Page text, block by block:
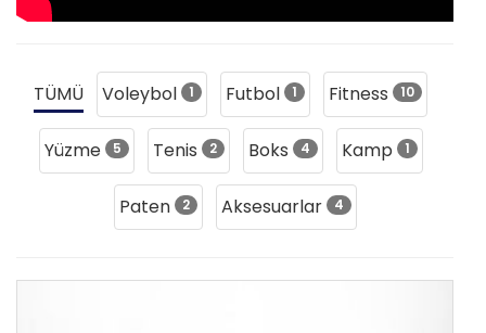
TÜMÜ Voleybol 1 Futbol 1 Fitness 10
Yüzme 5 Tenis 2 Boks 4 Kamp 1
Paten 2 Aksesuarlar 4